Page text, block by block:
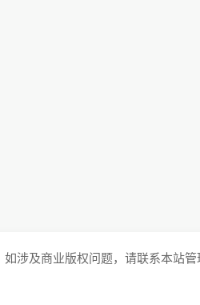
涉及商业版权问题，请联系本站